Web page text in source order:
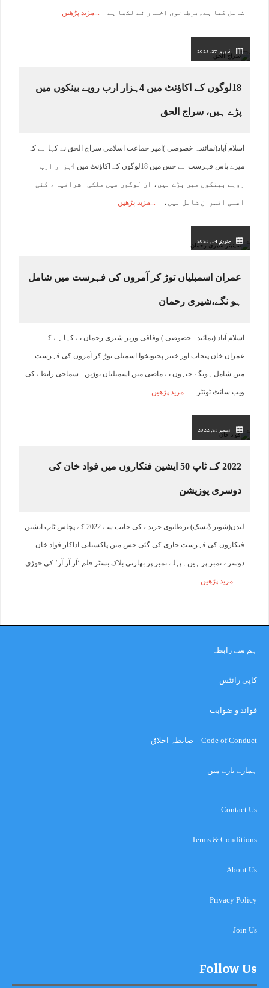
شامل کیا ہے۔برطانوی اخبار نے لکھا ہے مزید پڑھیں
فروری 27, 2023
18لوگوں کے اکاﺅنٹ میں 4ہزار ارب روپے بینکوں میں
پڑے ہیں، سراج الحق
اسلام آباد(نمائندہ خصوصی )امیر جماعت اسلامی سراج الحق نے کہا ہے کہ
میرے پاس فہرست ہے جس میں 18لوگوں کے اکاﺅنٹ میں 4ہزار ارب
روپے بینکوں میں پڑے ہیں، ان لوگوں میں ملکی اشرافیہ ، کئی
اعلی افسران شامل ہیں، مزید پڑھیں
جنوري 14, 2023
عمران اسمبلیاں توڑ کر آمروں کی فہرست میں شامل
ہو نگے،شیری رحمان
اسلام آباد (نمائندہ خصوصی ) وفاقی وزیر شیری رحمان نے کہا ہے کہ
عمران خان پنجاب اور خیبر پختونخوا اسمبلی توڑ کر آمروں کی فہرست
میں شامل ہونگے جنہوں نے ماضی میں اسمبلیاں توڑیں۔ سماجی رابطے کی
ویب سائٹ ٹوئٹر مزید پڑھیں
دسمبر 23, 2022
2022 کے ٹاپ 50 ایشین فنکاروں میں فواد خان کی
دوسری پوزیشن
لندن(شوبز ڈیسک) برطانوی جریدے کی جانب سے 2022 کے پچاس ٹاپ ایشین
فنکاروں کی فہرست جاری کی گئی جس میں پاکستانی اداکار فواد خان
دوسرے نمبر پر ہیں۔ پہلے نمبر پر بھارتی بلاک بسٹر فلم ‘آر آر آر’ کی جوڑی
مزید پڑھیں
ہم سے رابطہ
کاپی رائٹس
قوائد و ضوابت
Code of Conduct – ضابطہ اخلاق
ہمارے بارے میں
Contact Us
Terms & Conditions
About Us
Privacy Policy
Join Us
Follow Us